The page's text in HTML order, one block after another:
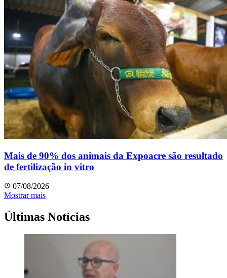
Mais de 90% dos animais da Expoacre são resultado
de fertilização in vitro
07/08/2026
Mostrar mais
Últimas Notícias